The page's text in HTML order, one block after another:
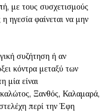
με τους συσχετισμούς
ηγεσία φαίνεται να μην
συζήτηση ή αν
κόντρα μεταξύ των
μία είναι
Ξανθός, Καλαμαρά,
περί την Έφη